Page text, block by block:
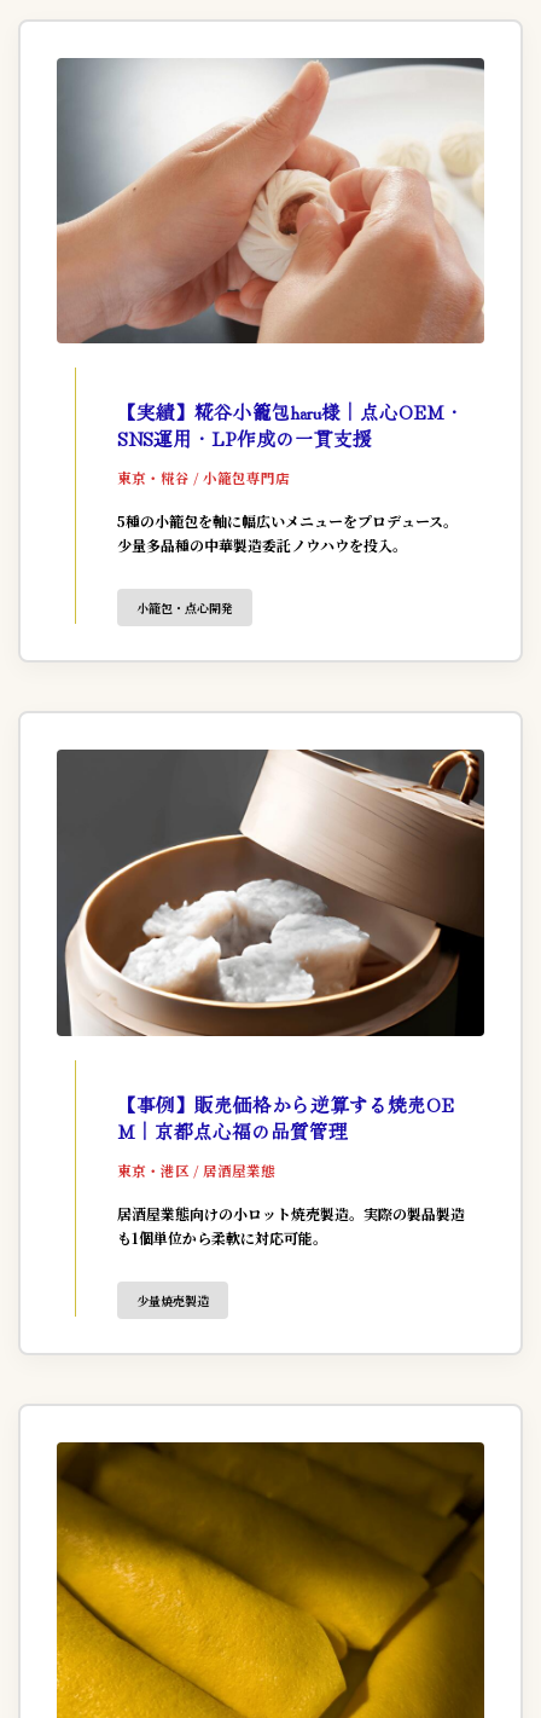
【実績】糀谷小籠包haru様｜点心OEM・
SNS運用・LP作成の一貫支援
東京・糀谷 / 小籠包専門店
5種の小籠包を軸に幅広いメニューをプロデュース。
少量多品種の中華製造委託ノウハウを投入。
小籠包・点心開発
【事例】販売価格から逆算する焼売OE
M｜京都点心福の品質管理
東京・港区 / 居酒屋業態
居酒屋業態向けの小ロット焼売製造。実際の製品製造
も1個単位から柔軟に対応可能。
少量焼売製造